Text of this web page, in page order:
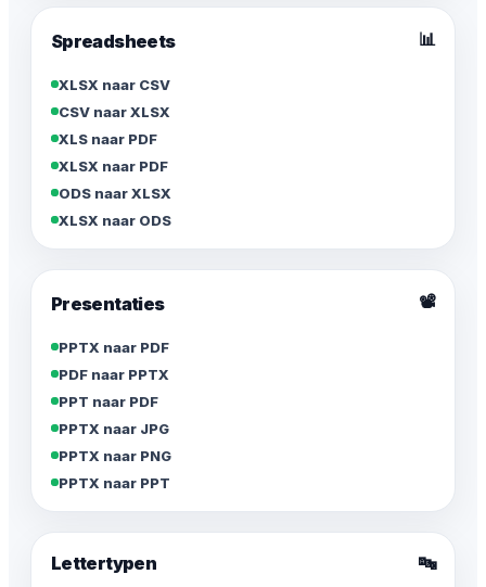
Spreadsheets 📊
XLSX naar CSV
CSV naar XLSX
XLS naar PDF
XLSX naar PDF
ODS naar XLSX
XLSX naar ODS
Presentaties 📽️
PPTX naar PDF
PDF naar PPTX
PPT naar PDF
PPTX naar JPG
PPTX naar PNG
PPTX naar PPT
Lettertypen 🔤